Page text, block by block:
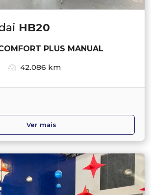
HB20
PLUS MANUAL
42.086 km
Ver mais